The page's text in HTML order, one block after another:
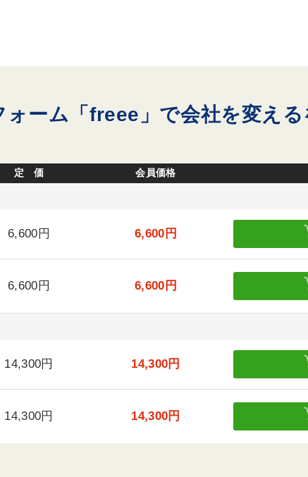
ーム「freee」で会社を変える
定 価 会員価格
6,600円 6,600円
6,600円 6,600円
14,300円 14,300円
14,300円 14,300円